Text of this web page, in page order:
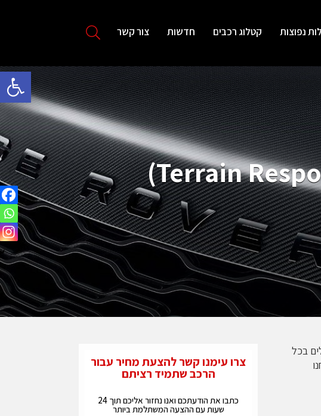
פתח
נפוצות קטלוג רכבים חדשות צור קשר
בכל
צרו עימנו קשר להצעת מחיר עבור
הרכב שתמיד רציתם
כתבו את הודעתכם ואנו נחזור אליכם תוך 24
שעות עם ההצעה המשתלמת ביותר